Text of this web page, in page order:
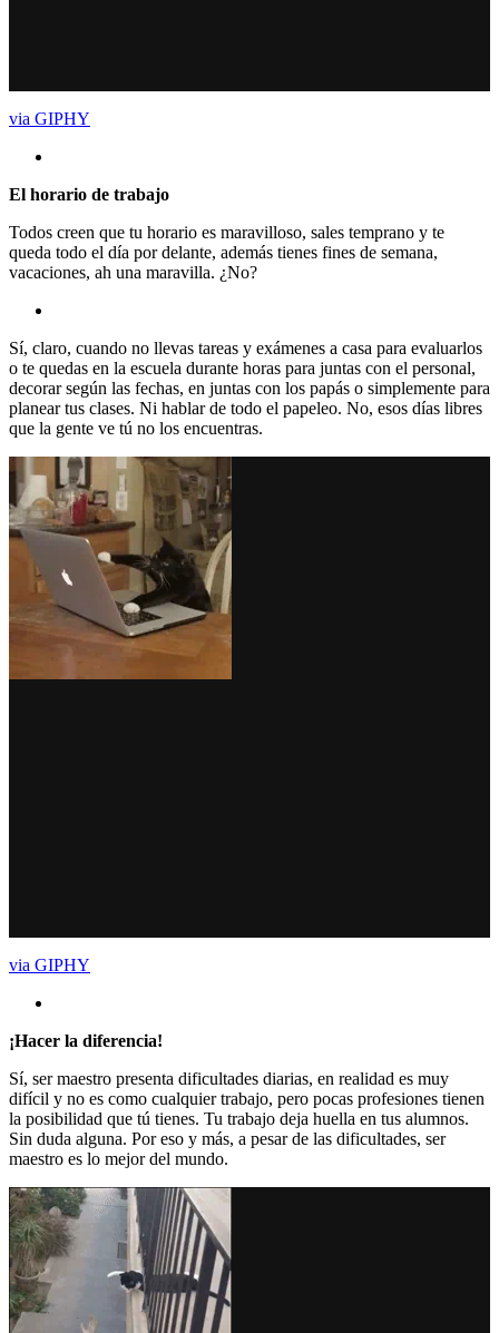
via GIPHY
El horario de trabajo
Todos creen que tu horario es maravilloso, sales temprano y te
queda todo el día por delante, además tienes fines de semana,
vacaciones, ah una maravilla. ¿No?
Sí, claro, cuando no llevas tareas y exámenes a casa para evaluarlos
o te quedas en la escuela durante horas para juntas con el personal,
decorar según las fechas, en juntas con los papás o simplemente para
planear tus clases. Ni hablar de todo el papeleo. No, esos días libres
que la gente ve tú no los encuentras.
via GIPHY
¡Hacer la diferencia!
Sí, ser maestro presenta dificultades diarias, en realidad es muy
difícil y no es como cualquier trabajo, pero pocas profesiones tienen
la posibilidad que tú tienes. Tu trabajo deja huella en tus alumnos.
Sin duda alguna. Por eso y más, a pesar de las dificultades, ser
maestro es lo mejor del mundo.